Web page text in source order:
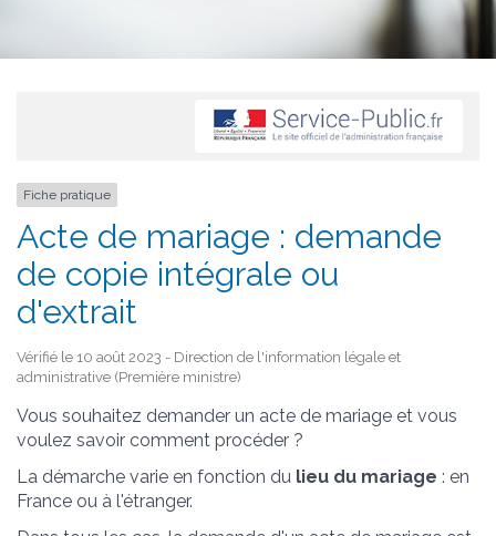
Fiche pratique
Acte de mariage : demande
de copie intégrale ou
d'extrait
Vérifié le 10 août 2023 - Direction de l'information légale et
administrative (Première ministre)
Vous souhaitez demander un acte de mariage et vous
voulez savoir comment procéder ?
La démarche varie en fonction du lieu du mariage : en
France ou à l'étranger.